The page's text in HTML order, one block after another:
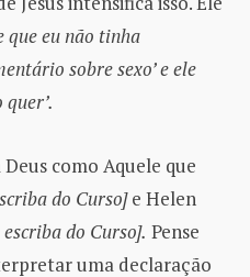
que eu não tinha
sobre sexo’ e ele
como Aquele que
do Curso]e Helen
escriba do Curso]. Pense
uma declaração